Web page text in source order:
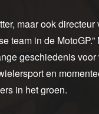
maar ook
team in de
geschiedenis
en
in het groen.